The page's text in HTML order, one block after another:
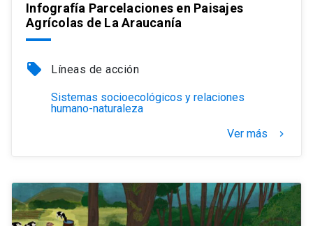
Infografía Parcelaciones en Paisajes
Agrícolas de La Araucanía
local_offer Líneas de acción
Sistemas socioecológicos y relaciones
humano-naturaleza
Ver más
keyboard_arrow_right